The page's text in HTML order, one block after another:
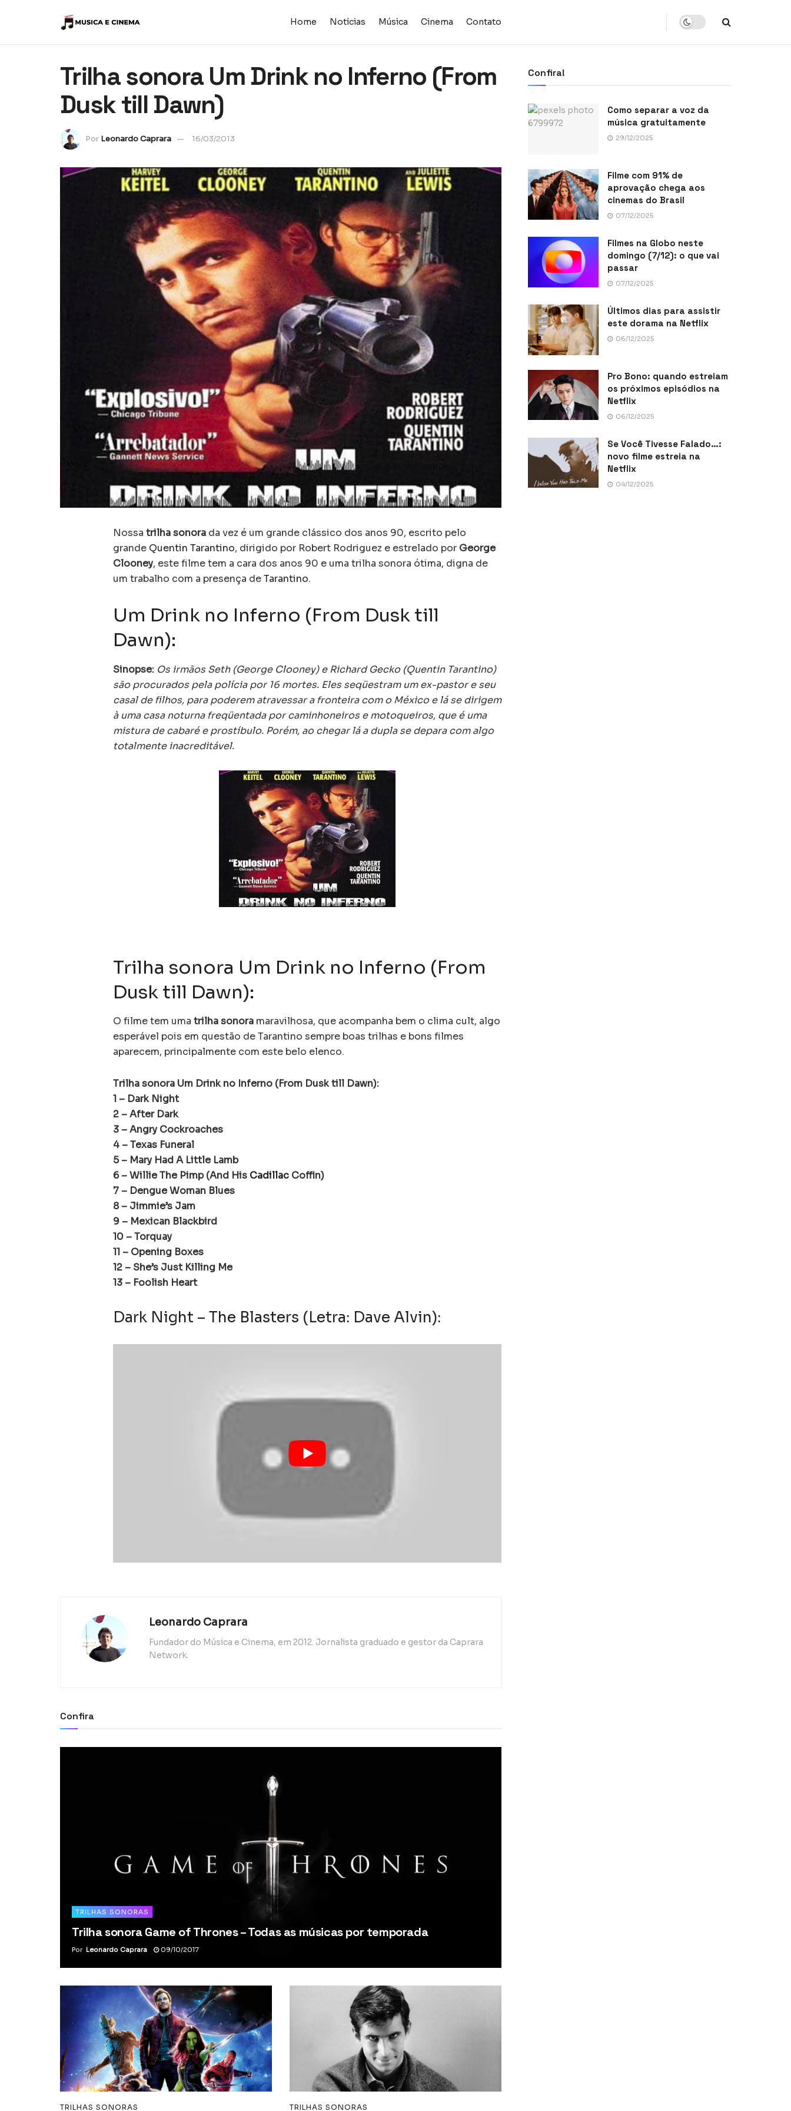
Home Notícias Música Cinema Contato
Trilha sonora Um Drink no Inferno (From
Dusk till Dawn)
Por Leonardo Caprara 16/03/2013
Nossa trilha sonora da vez é um grande clássico dos anos 90, escrito pelo
grande Quentin Tarantino, dirigido por Robert Rodriguez e estrelado por George
Clooney, este filme tem a cara dos anos 90 e uma trilha sonora ótima, digna de
um trabalho com a presença deTarantino.
Um Drink no Inferno (From Dusk till
Dawn):
Sinopse: Os irmãos Seth (George Clooney) e Richard Gecko (Quentin Tarantino)
são procurados pela polícia por 16 mortes. Eles seqüestram um ex-pastor e seu
casal de filhos, para poderem atravessar a fronteira com o México e lá se dirigem
à uma casa noturna freqüentada por caminhoneiros e motoqueiros, que é uma
mistura de cabaré e prostíbulo. Porém, ao chegar lá a dupla se depara com algo
totalmente inacreditável.
Trilha sonora Um Drink no Inferno (From
Dusk till Dawn):
O filme tem uma trilha sonora maravilhosa, que acompanha bem o clima cult, algo
esperável pois em questão de Tarantino sempre boas trilhas e bons filmes
aparecem, principalmente com este belo elenco.
Trilha sonora Um Drink no Inferno (From Dusk till Dawn):
1 – Dark Night
2 – After Dark
3 – Angry Cockroaches
4 – Texas Funeral
5 – Mary Had A Little Lamb
6 – Willie The Pimp (And His Cadillac Coffin)
7 – Dengue Woman Blues
8 – Jimmie’s Jam
9 – Mexican Blackbird
10 – Torquay
11 – Opening Boxes
12 – She’s Just Killing Me
13 – Foolish Heart
Dark Night – The Blasters (Letra: Dave Alvin):
Leonardo Caprara
Fundador do Música e Cinema, em 2012. Jornalista graduado e gestor da Caprara
Network.
Confira
TRILHAS SONORAS
Trilha sonora Game of Thrones – Todas as músicas por temporada
Por Leonardo Caprara 09/10/2017
TRILHAS SONORAS TRILHAS SONORAS
Confira!
Como separar a voz da
música gratuitamente
29/12/2025
Filme com 91% de
aprovação chega aos
cinemas do Brasil
07/12/2025
Filmes na Globo neste
domingo (7/12): o que vai
passar
07/12/2025
Últimos dias para assistir
este dorama na Netflix
06/12/2025
Pro Bono: quando estreiam
os próximos episódios na
Netflix
06/12/2025
Se Você Tivesse Falado…:
novo filme estreia na
Netflix
04/12/2025